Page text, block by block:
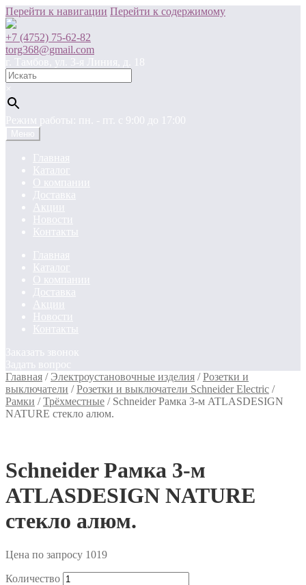
Перейти к навигации Перейти к содержимому
+7 (4752) 75-62-82
torg368@gmail.com
г. Тамбов, ул. 3-я Линия, д. 18
×
Режим работы: пн. - пт. c 9:00 до 17:00
Меню
Главная
Каталог
О компании
Доставка
Акции
Новости
Контакты
Главная
Каталог
О компании
Доставка
Акции
Новости
Контакты
Заказать звонок
Задать вопрос
Главная / Электроустановочные изделия /Розетки и
выключатели /Розетки и выключатели Schneider Electric /
Рамки /Трёхместные / Schneider Рамка 3-м ATLASDESIGN
NATURE стекло алюм.
Schneider Рамка 3-м
ATLASDESIGN NATURE
стекло алюм.
Цена по запросу 1019
Количество